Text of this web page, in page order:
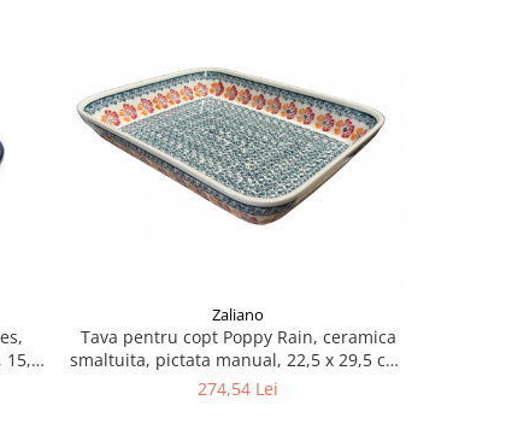
15,0
Zaliano
Tava pentru copt Poppy Rain, ceramica
smaltuita, pictata manual, 22,5 x 29,5 cm,
volum 1,7 L
274,54 Lei